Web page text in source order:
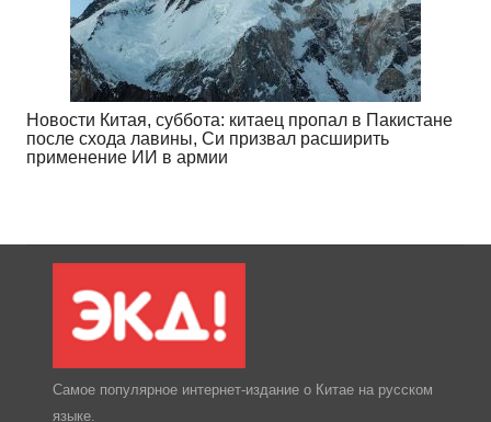
Новости Китая, суббота: китаец пропал в Пакистане
после схода лавины, Си призвал расширить
применение ИИ в армии
Самое популярное интернет-издание о Китае на русском
языке.